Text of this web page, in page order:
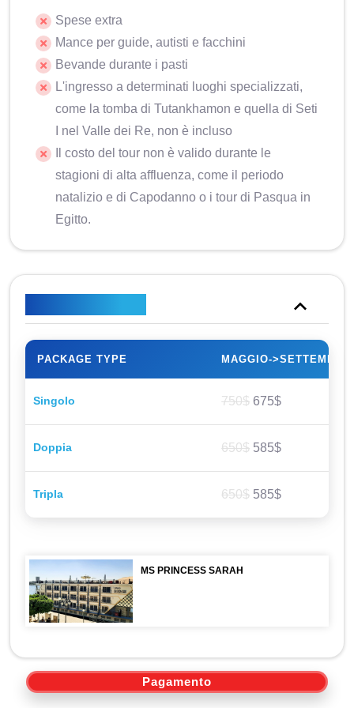
Spese extra
Mance per guide, autisti e facchini
Bevande durante i pasti
L'ingresso a determinati luoghi specializzati,
come la tomba di Tutankhamon e quella di Seti
I nel Valle dei Re, non è incluso
Il costo del tour non è valido durante le
stagioni di alta affluenza, come il periodo
natalizio e di Capodanno o i tour di Pasqua in
Egitto.
PACKAGE TYPE MAGGIO->SETTEMBRE
Singolo 750$ 675$
Doppia 650$ 585$
Tripla 650$ 585$
MS PRINCESS SARAH
Pagamento